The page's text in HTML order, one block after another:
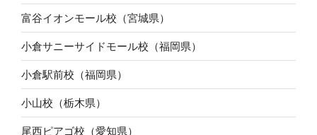
富谷イオンモール校（宮城県）
小倉サニーサイドモール校（福岡県）
小倉駅前校（福岡県）
小山校（栃木県）
尾西ピアゴ校（愛知県）